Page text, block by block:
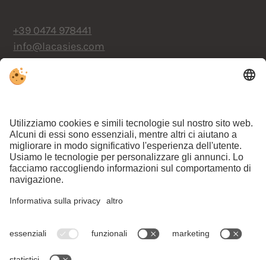
RICHIESTA PRENOTAZIONE
+39 0474 978441
info@lacasies.com